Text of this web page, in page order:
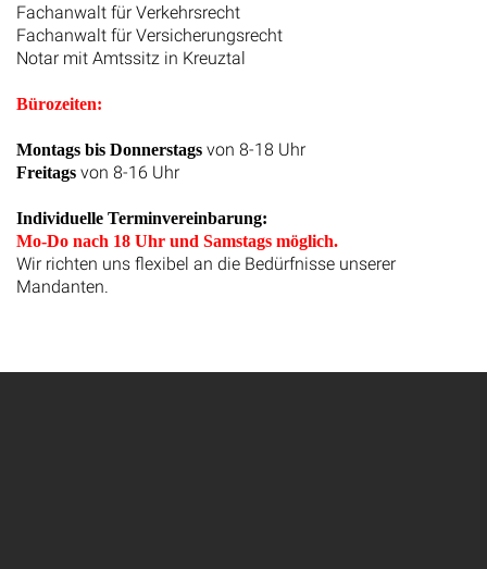
Fachanwalt für Verkehrsrecht
Fachanwalt für Versicherungsrecht
Notar mit Amtssitz in Kreuztal
Bürozeiten:
Montags bis Donnerstags von 8-18 Uhr
Freitags von 8-16 Uhr
Individuelle Terminvereinbarung:
Mo-Do nach 18 Uhr und Samstags möglich.
Wir richten uns flexibel an die Bedürfnisse unserer
Mandanten.